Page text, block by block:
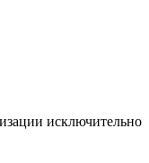
исключительно